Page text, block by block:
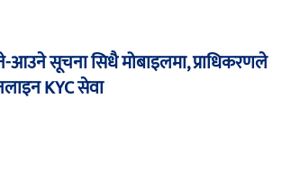
आउने सूचना सिधै मोबाइलमा, प्राधिकरणले
KYC सेवा